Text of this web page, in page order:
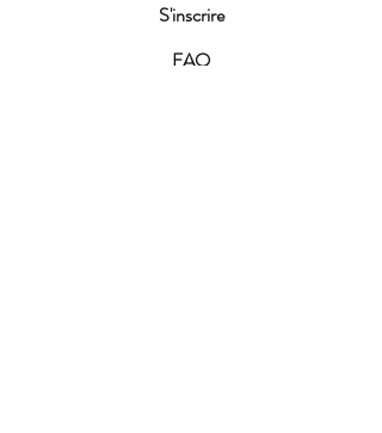
S'inscrire
FAQ